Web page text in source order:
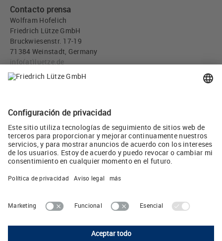
Contacto prensa
Wolfram Hofelich
Friedrich Lütze GmbH
Bruckwiesenstr. 17-19
71384 Weinstadt, Germany
info(at)luetze.de
Tel +49 7151 6053-0
Twitear
LUTZE, S.L.
Camps i Fabrés 11, 1° 2° • E-08006 Barcelona